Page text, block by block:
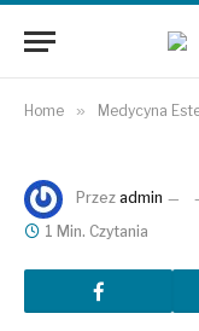
Home » Medycyna
Przez admin
1 Min. Czytania